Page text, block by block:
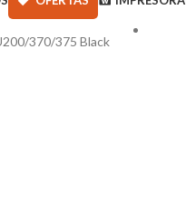
370/375 Black